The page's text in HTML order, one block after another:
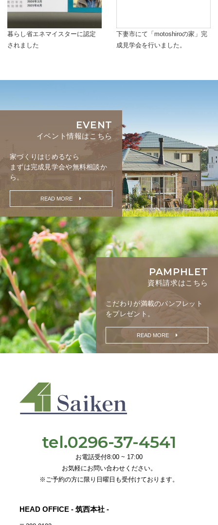
暮らし省エネマイスターに認定
されました
下妻市にて「motoshiroの家」完
成見学会を行いました。
EVENT
イベント情報はこちら
家づくりはじめるなら
まずは完成見学会や無料相談か
ら。
READ MORE
PAMPHLET
資料請求はこちら
こだわりが満載のパンフレット
をプレゼント。
READ MORE
tel.0296-37-4541
お電話受付8:00 ~ 17:00
お気軽にお問い合わせください。
※ご予約の方に限り日曜日も受付けております。
HEAD OFFICE - 筑西本社 -